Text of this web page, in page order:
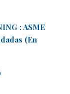
con IA -
: ASME
(En